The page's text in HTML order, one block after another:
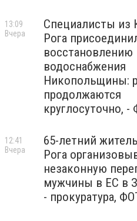
Специалисты из
Рога
восстановлению
водоснабжения
Никопольщины:
продолжаются
круглосуточно,
13:09
Вчера
65-летний
Рога
незаконную
мужчины в ЕС в
- прокуратура,
12:41
Вчера